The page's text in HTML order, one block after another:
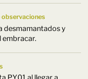
observaciones
desmamantados y
embracar.